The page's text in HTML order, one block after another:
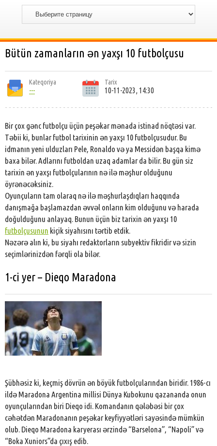
Bütün zamanların ən yaxşı 10 futbolçusu
Kateqoriya
---
Tarix
10-11-2023, 14:30
Bir çox gənc futbolçu üçün peşəkar mənada istinad nöqtəsi var.
Təbii ki, bunlar futbol tarixinin ən yaxşı 10 futbolçusudur. Bu
idmanın yeni ulduzları Pele, Ronaldo və ya Messidən başqa kimə
baxa bilər. Adlarını futboldan uzaq adamlar da bilir. Bu gün siz
tarixin ən yaxşı futbolçularının nə ilə məşhur olduğunu
öyrənəcəksiniz.
Oyunçuların tam olaraq nə ilə məşhurlaşdıqları haqqında
danışmağa başlamazdan əvvəl onların kim olduğunu və harada
doğulduğunu anlayaq. Bunun üçün biz tarixin ən yaxşı 10
futbolçusunun kiçik siyahısını tərtib etdik.
Nəzərə alın ki, bu siyahı redaktorların subyektiv fikridir və sizin
seçimlərinizdən fərqli ola bilər.
1-ci yer – Dieqo Maradona
Şübhəsiz ki, keçmiş dövrün ən böyük futbolçularından biridir. 1986-cı
ildə Maradona Argentina millisi Dünya Kubokunu qazananda onun
oyunçularından biri Dieqo idi. Komandanın qələbəsi bir çox
cəhətdən Maradonanın peşəkar keyfiyyətləri sayəsində mümkün
olub. Dieqo Maradona karyerası ərzində “Barselona”, “Napoli” və
“Boka Xuniors”da çıxış edib.